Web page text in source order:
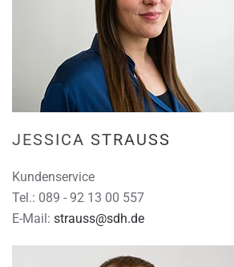
JESSICA STRAUSS
Kundenservice
Tel.: 089 - 92 13 00 557
E-Mail: strauss@sdh.de